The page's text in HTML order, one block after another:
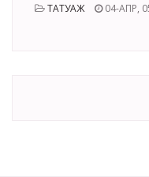
ТАТУАЖ 04-АПР,